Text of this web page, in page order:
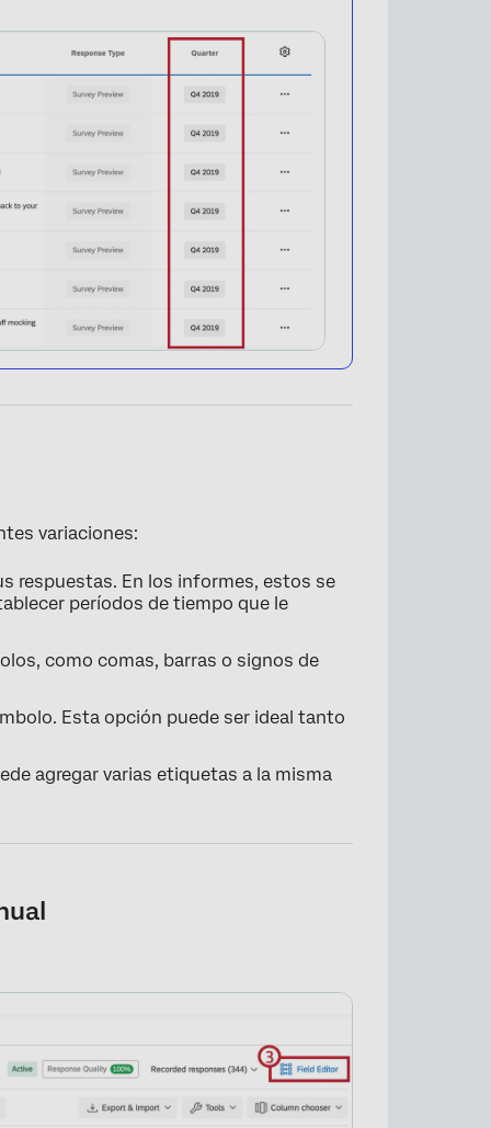
variaciones:
respuestas. En los informes, estos se
períodos de tiempo que le
como comas, barras o signos de
Esta opción puede ser ideal tanto
agregar varias etiquetas a la misma